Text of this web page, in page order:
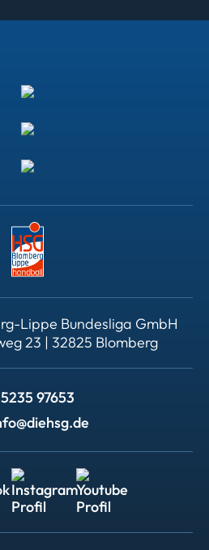
Lippe Bundesliga GmbH
23 | 32825 Blomberg
97653